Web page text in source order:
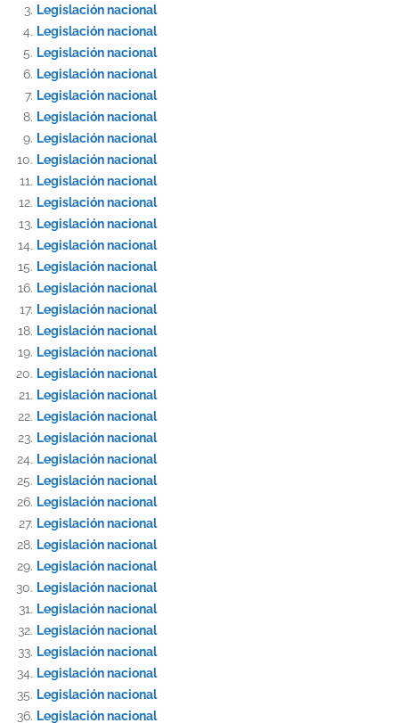
Legislación nacional
Legislación nacional
Legislación nacional
Legislación nacional
Legislación nacional
Legislación nacional
Legislación nacional
Legislación nacional
Legislación nacional
Legislación nacional
Legislación nacional
Legislación nacional
Legislación nacional
Legislación nacional
Legislación nacional
Legislación nacional
Legislación nacional
Legislación nacional
Legislación nacional
Legislación nacional
Legislación nacional
Legislación nacional
Legislación nacional
Legislación nacional
Legislación nacional
Legislación nacional
Legislación nacional
Legislación nacional
Legislación nacional
Legislación nacional
Legislación nacional
Legislación nacional
Legislación nacional
Legislación nacional